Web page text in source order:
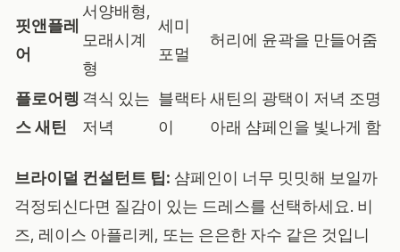
핏앤플레
어
서양배형,
모래시계
형
세미
포멀
허리에 윤곽을 만들어줌
플로어렝
스 새틴
격식 있는
저녁
블랙타
이
새틴의 광택이 저녁 조명
아래 샴페인을 빛나게 함
브라이덜 컨설턴트 팁: 샴페인이 너무 밋밋해 보일까
걱정되신다면 질감이 있는 드레스를 선택하세요. 비
즈, 레이스 아플리케, 또는 은은한 자수 같은 것입니